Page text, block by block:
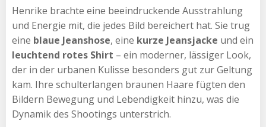
Henrike brachte eine beeindruckende Ausstrahlung
und Energie mit, die jedes Bild bereichert hat. Sie trug
eine blaue Jeanshose, eine kurze Jeansjacke und ein
leuchtend rotes Shirt – ein moderner, lässiger Look,
der in der urbanen Kulisse besonders gut zur Geltung
kam. Ihre schulterlangen braunen Haare fügten den
Bildern Bewegung und Lebendigkeit hinzu, was die
Dynamik des Shootings unterstrich.